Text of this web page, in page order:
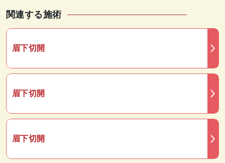
関連する施術
眉下切開
眉下切開
眉下切開